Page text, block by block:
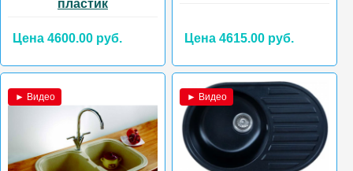
пластик
Цена 4600.00 руб. Цена 4615.00 руб.
► Видео ► Видео